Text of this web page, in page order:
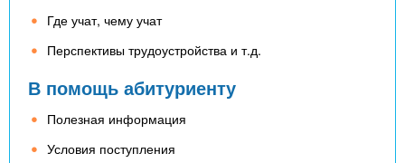
Где учат, чему учат
Перспективы трудоустройства и т.д.
В помощь абитуриенту
Полезная информация
Условия поступления